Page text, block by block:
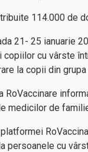
114.000 de
21- 25 ianuarie
copiilor cu vârste
la copii din
RoVaccinare
medicilor de
persoanele cu